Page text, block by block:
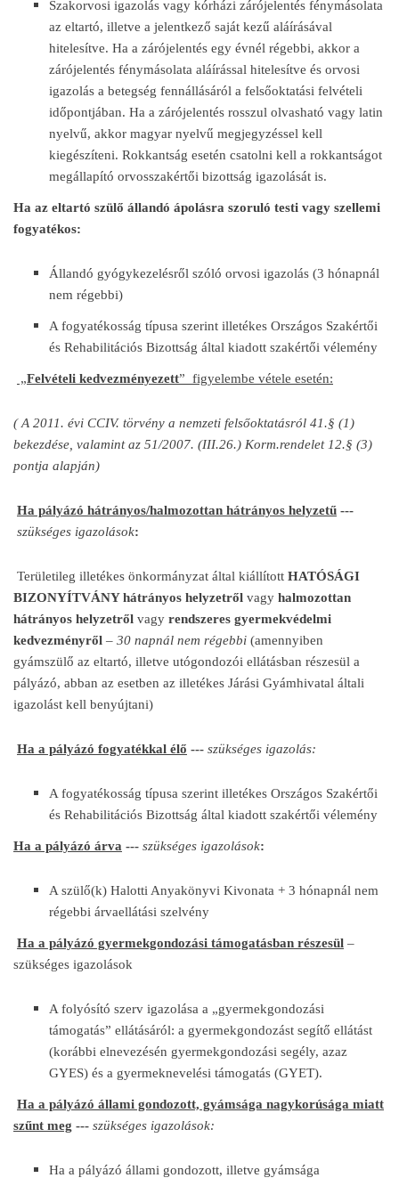
Szakorvosi igazolás vagy kórházi zárójelentés fénymásolata
az eltartó, illetve a jelentkező saját kezű aláírásával
hitelesítve. Ha a zárójelentés egy évnél régebbi, akkor a
zárójelentés fénymásolata aláírással hitelesítve és orvosi
igazolás a betegség fennállásáról a felsőoktatási felvételi
időpontjában. Ha a zárójelentés rosszul olvasható vagy latin
nyelvű, akkor magyar nyelvű megjegyzéssel kell
kiegészíteni. Rokkantság esetén csatolni kell a rokkantságot
megállapító orvosszakértői bizottság igazolását is.
Ha az eltartó szülő állandó ápolásra szoruló testi vagy szellemi
fogyatékos:
Állandó gyógykezelésről szóló orvosi igazolás (3 hónapnál
nem régebbi)
A fogyatékosság típusa szerint illetékes Országos Szakértői
és Rehabilitációs Bizottság által kiadott szakértői vélemény
„Felvételi kedvezményezett” figyelembe vétele esetén:
( A 2011. évi CCIV. törvény a nemzeti felsőoktatásról 41.§ (1)
bekezdése, valamint az 51/2007. (III.26.) Korm.rendelet 12.§ (3)
pontja alapján)
Ha pályázó hátrányos/halmozottan hátrányos helyzetű ---
szükséges igazolások:
Területileg illetékes önkormányzat által kiállított HATÓSÁGI
BIZONYÍTVÁNY hátrányos helyzetről vagy halmozottan
hátrányos helyzetről vagy rendszeres gyermekvédelmi
kedvezményről – 30 napnál nem régebbi (amennyiben
gyámszülő az eltartó, illetve utógondozói ellátásban részesül a
pályázó, abban az esetben az illetékes Járási Gyámhivatal általi
igazolást kell benyújtani)
Ha a pályázó fogyatékkal élő --- szükséges igazolás:
A fogyatékosság típusa szerint illetékes Országos Szakértői
és Rehabilitációs Bizottság által kiadott szakértői vélemény
Ha a pályázó árva --- szükséges igazolások:
A szülő(k) Halotti Anyakönyvi Kivonata + 3 hónapnál nem
régebbi árvaellátási szelvény
Ha a pályázó gyermekgondozási támogatásban részesül –
szükséges igazolások
A folyósító szerv igazolása a „gyermekgondozási
támogatás” ellátásáról: a gyermekgondozást segítő ellátást
(korábbi elnevezésén gyermekgondozási segély, azaz
GYES) és a gyermeknevelési támogatás (GYET).
Ha a pályázó állami gondozott, gyámsága nagykorúsága miatt
szűnt meg --- szükséges igazolások:
Ha a pályázó állami gondozott, illetve gyámsága